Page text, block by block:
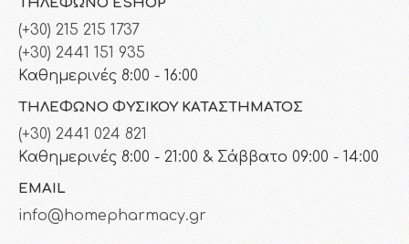
ΤΗΛΈΦΩΝΟ ESHOP
(+30) 215 215 1737
(+30) 2441 151 935
Καθημερινές 8:00 - 16:00
ΤΗΛΈΦΩΝΟ ΦΥΣΙΚΟΎ ΚΑΤΑΣΤΉΜΑΤΟΣ
(+30) 2441 024 821
Καθημερινές 8:00 - 21:00 & Σάββατο 09:00 - 14:00
EMAIL
info@homepharmacy.gr